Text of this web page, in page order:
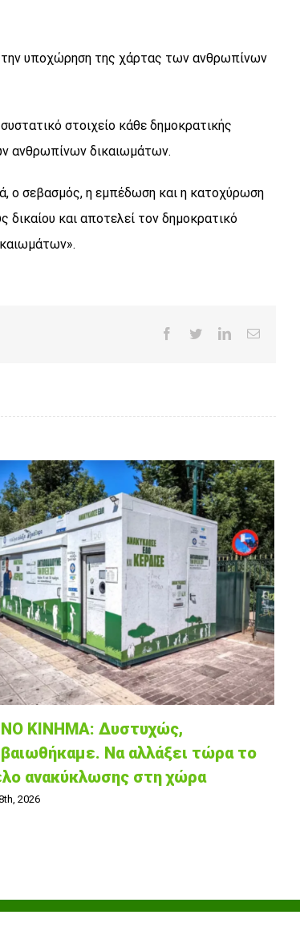
την υποχώρηση της χάρτας των ανθρωπίνων
στοιχείο κάθε δημοκρατικής
ανθρωπίνων δικαιωμάτων.
ο σεβασμός, η εμπέδωση και η κατοχύρωση
δικαίου και αποτελεί τον δημοκρατικό
Facebook
TwitterLinkedInEmail
ΚΙΝΗΜΑ: Δυστυχώς,
Να αλλάξει τώρα το
ανακύκλωσης στη χώρα
2026